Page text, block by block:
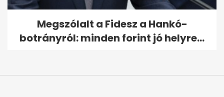
Megszólalt a Fidesz a Hankó-
botrányról: minden forint jó helyre...